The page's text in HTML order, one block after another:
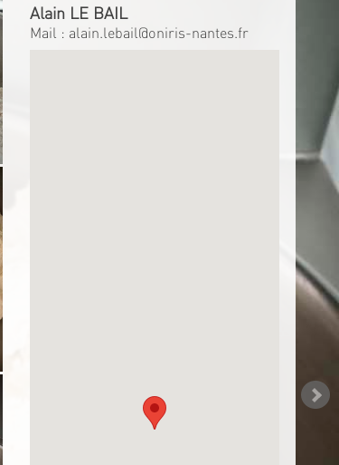
Alain LE BAIL
Mail : alain.lebail@oniris-nantes.fr